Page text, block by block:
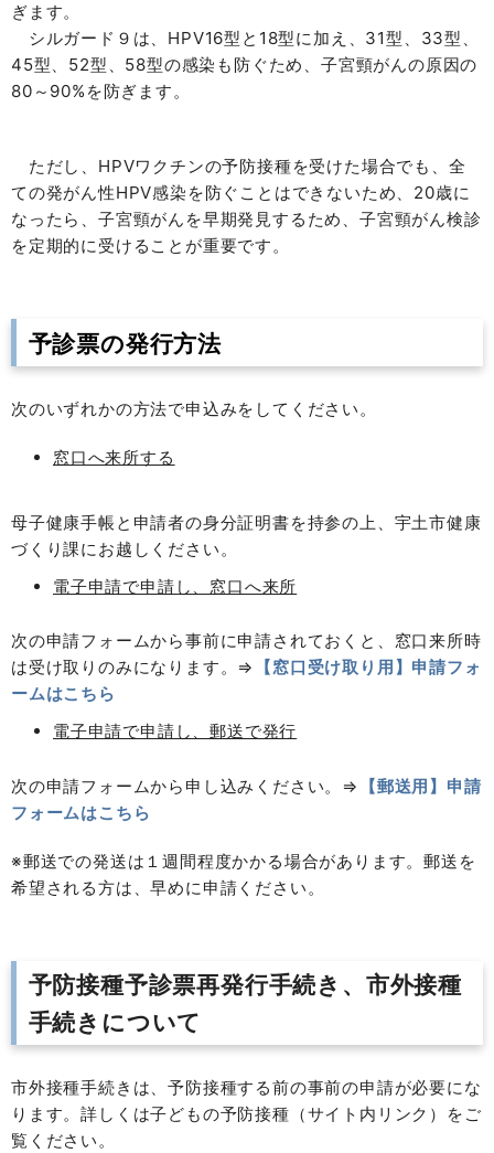
ぎます。
シルガード９は、HPV16型と18型に加え、31型、33型、
45型、52型、58型の感染も防ぐため、子宮頸がんの原因の
80～90%を防ぎます。
ただし、HPVワクチンの予防接種を受けた場合でも、全
ての発がん性HPV感染を防ぐことはできないため、20歳に
なったら、子宮頸がんを早期発見するため、子宮頸がん検診
を定期的に受けることが重要です。
予診票の発行方法
次のいずれかの方法で申込みをしてください。
窓口へ来所する
母子健康手帳と申請者の身分証明書を持参の上、宇土市健康
づくり課にお越しください。
電子申請で申請し、窓口へ来所
次の申請フォームから事前に申請されておくと、窓口来所時
は受け取りのみになります。⇒
【窓口受け取り用】申請フォ
ームはこちら
電子申請で申請し、郵送で発行
次の申請フォームから申し込みください。⇒
【郵送用】申請
フォームはこちら
※郵送での発送は１週間程度かかる場合があります。郵送を
希望される方は、早めに申請ください。
予防接種予診票再発行手続き、市外接種
手続きについて
市外接種手続きは、予防接種する前の事前の申請が必要にな
ります。詳しくは子どもの予防接種（サイト内リンク）をご
覧ください。